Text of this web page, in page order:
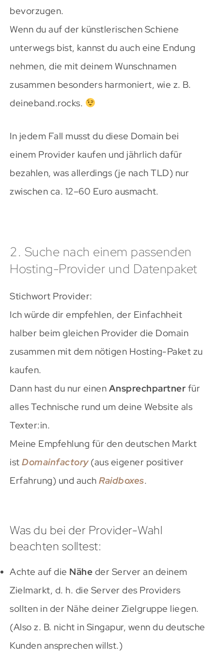
bevorzugen.
Wenn du auf der künstlerischen Schiene
unterwegs bist, kannst du auch eine Endung
nehmen, die mit deinem Wunschnamen
zusammen besonders harmoniert, wie z. B.
deineband.rocks.
In jedem Fall musst du diese Domain bei
einem Provider kaufen und jährlich dafür
bezahlen, was allerdings (je nach TLD) nur
zwischen ca. 12–60 Euro ausmacht.
2. Suche nach einem passenden
Hosting-Provider und Datenpaket
Stichwort Provider:
Ich würde dir empfehlen, der Einfachheit
halber beim gleichen Provider die Domain
zusammen mit dem nötigen Hosting-Paket zu
kaufen.
Dann hast du nur einen Ansprechpartner für
alles Technische rund um deine Website als
Texter:in.
Meine Empfehlung für den deutschen Markt
ist Domainfactory(aus eigener positiver
Erfahrung) und auch Raidboxes.
Was du bei der Provider-Wahl
beachten solltest:
Achte auf die Nähe der Server an deinem
Zielmarkt, d. h. die Server des Providers
sollten in der Nähe deiner Zielgruppe liegen.
(Also z. B. nicht in Singapur, wenn du deutsche
Kunden ansprechen willst.)